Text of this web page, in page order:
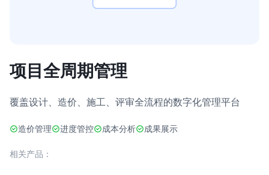
项目全周期管理
覆盖设计、造价、施工、评审全流程的数字化管理平台
造价管理 进度管控 成本分析 成果展示
相关产品：